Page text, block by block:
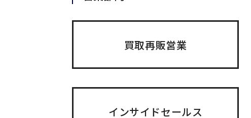
買取再販営業
インサイドセールス